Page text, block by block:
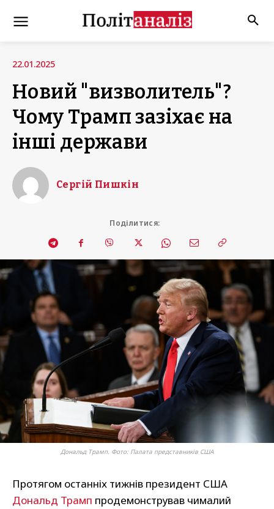
22.01.2025
Новий "визволитель"?
Чому Трамп зазіхає на
інші держави
Сергій Пишкін
Поділитися:
Дональд Трамп. Фото: Палата представників США
Протягом останніх тижнів президент США
Дональд Трамп продемонстрував чималий